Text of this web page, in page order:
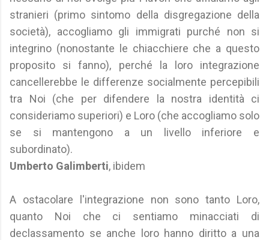
stranieri (primo sintomo della disgregazione della
società), accogliamo gli immigrati purché non si
integrino (nonostante le chiacchiere che a questo
proposito si fanno), perché la loro integrazione
cancellerebbe le differenze socialmente percepibili
tra Noi (che per difendere la nostra identità ci
consideriamo superiori) e Loro (che accogliamo solo
se si mantengono a un livello inferiore e
subordinato).
Umberto Galimberti, ibidem
A ostacolare l'integrazione non sono tanto Loro,
quanto Noi che ci sentiamo minacciati di
declassamento se anche loro hanno diritto a una